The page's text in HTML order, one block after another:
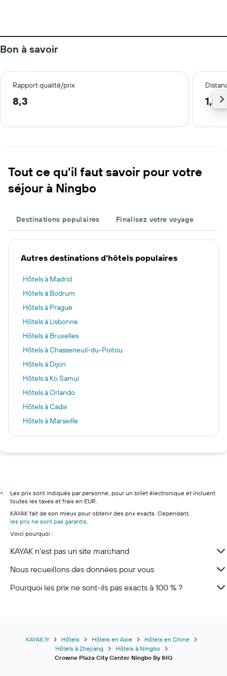
Bon à savoir
Rapport qualité/prix
8,3 1,3
Tout ce qu'il faut savoir pour votre
séjour à Ningbo
Destinations populaires Finalisez votre voyage
Autres destinations d'hôtels populaires
Hôtels à Madrid
Hôtels à Bodrum
Hôtels à Prague
Hôtels à Lisbonne
Hôtels à Bruxelles
Hôtels à Chasseneuil-du-Poitou
Hôtels à Dijon
Hôtels à Ko Samui
Hôtels à Orlando
Hôtels à Cadix
Hôtels à Marseille
Hôtels à Bobigny
Hôtels à Paris
Hôtels à Nice
Hôtels à Lyon
Hôtels à Deauville
Hôtels à Bordeaux
*
Les prix sont indiqués par personne, pour un billet électronique et incluent
toutes les taxes et frais en EUR.
KAYAK fait de son mieux pour obtenir des prix exacts. Cependant,
les prix ne sont pas garantis.
Voici pourquoi :
KAYAK n'est pas un site marchand
Nous recueillons des données pour vous
Pourquoi les prix ne sont-ils pas exacts à 100 % ?
KAYAK.fr Hôtels Hôtels en Asie
Hôtels en Chine
Hôtels à Zhejiang
Hôtels à Ningbo
Crowne Plaza City Center Ningbo By IHG